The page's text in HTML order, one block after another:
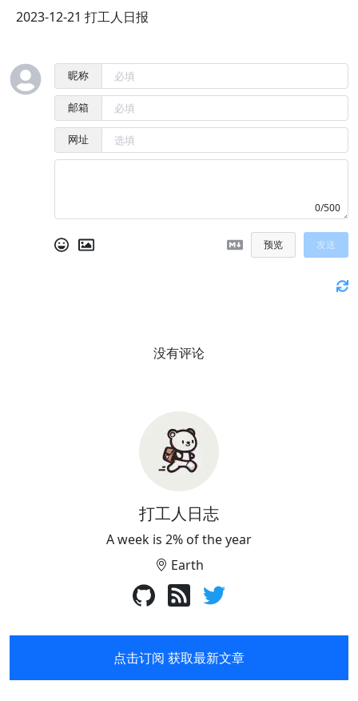
2023-12-21 打工人日报
昵称
邮箱
网址
0/500
预览 发送
没有评论
打工人日志
A week is 2% of the year
Earth
点击订阅 获取最新文章